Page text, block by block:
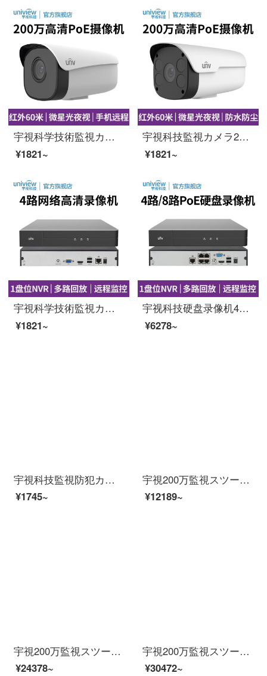
宇視科学技術監視カメラpoe電源1080 PネットワークハイビジョンH.265コード監視カメラ室外ケーブル防水カメラ赤外線夜間テレビPF 2 P-IR 6（200万星夜間テレビ60メートル）の焦点距離4 mm
¥1821~
宇視科技監視カメラ200万P 5 P高精細POE電気供給赤外線夜間テレビ60 mネットワーク長距離家庭用モニタ設備焦点距離8 mm
¥1821~
宇視科学技術監視カメラのハードディスクレコーダH.265コードデジタル高精細ネットワーク監視メモリホスト携帯電話の遠隔監視N 3204-D 1（4路1盤位）はハードディスクが含まれていません。
¥1821~
宇视科技硬盘录像机4路8路高清监控主机POE供电手机远程网络数字录像机 N3204-D1P4（4路POE主机） 含1TB硬盘
¥6278~
宇視科技監視防犯カメラ200万HDDPOE給電ラインネリングトでビディオカメラ200万HD焦点距離8 mm
¥1745~
宇視200万監視スツー装置イーンテーネットHD 4路8路16路監視防犯カメラ室外モネータ家庭用ワンヤレー防水夜間テレビ商用設置サービス（防犯カメラビデオを除く）4つの防犯カメラスツ（500万高級版）
¥12189~
宇視200万監視スツー装置イーンテーネットHD 4路8路16路監視防犯カメラ室外モネータ家庭用ワンヤレー防水夜間テレビ商用設置サービス（防犯カメラビデオを除く）8つの防犯カメラスツ（500万高級版）
¥24378~
宇視200万監視スツー装置イーンテーネットHD 4路8路16路監視防犯カメラ室外モネータ家庭用ワンヤレー防水夜間テレビ商用設置サービス（防犯カメラビデオを除く）10個の防犯カメレオンスポーツ（500万高級版）
¥30472~